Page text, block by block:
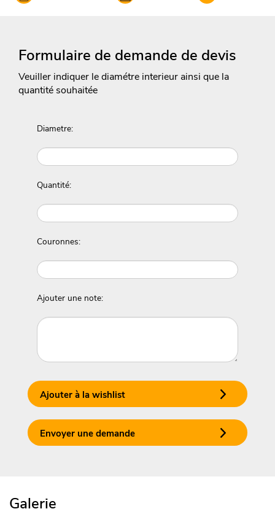
Formulaire de demande de devis
Veuiller indiquer le diamétre interieur ainsi que la
quantité souhaitée
Diametre:
Quantité:
Couronnes:
Ajouter une note:
Ajouter à la wishlist
Envoyer une demande
Galerie